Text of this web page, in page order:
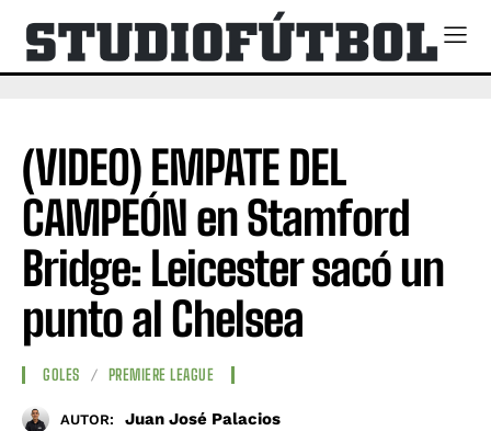
(VIDEO) EMPATE DEL
CAMPEÓN en Stamford
Bridge: Leicester sacó un
punto al Chelsea
GOLES PREMIERE LEAGUE
AUTOR: Juan José Palacios